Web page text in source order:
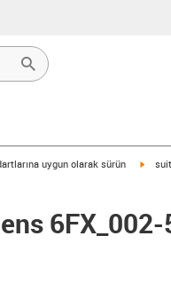
uygun olarak sürün igus-
6FX_002-